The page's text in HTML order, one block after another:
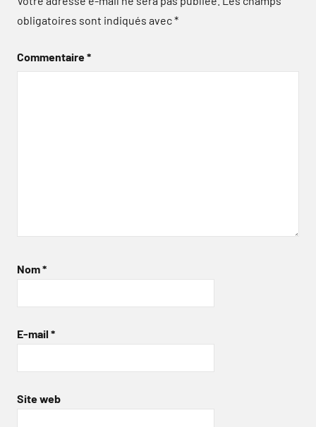
obligatoires sont indiqués avec*
Commentaire*
Nom*
E-mail *
Site web